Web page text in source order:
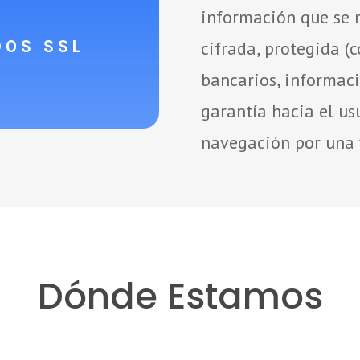
SSL
información que se
cifrada, protegida
bancarios,
garantía hacia el
navegación por una
Dónde Estamos